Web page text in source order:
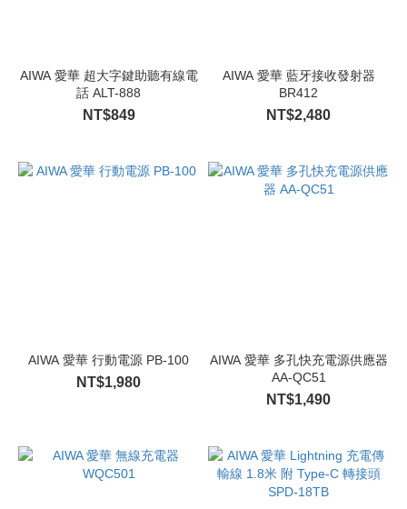
AIWA 愛華 超大字鍵助聽有線電
話 ALT-888
NT$849
AIWA 愛華 藍牙接收發射器
BR412
NT$2,480
AIWA 愛華 行動電源 PB-100
NT$1,980
AIWA 愛華 多孔快充電源供應器
AA-QC51
NT$1,490